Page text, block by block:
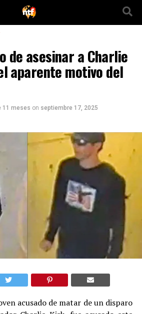
de asesinar a Charlie
aparente motivo del
11 meses on septiembre 17, 2025
acusado de matar de un disparo